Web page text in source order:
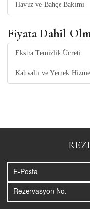
Havuz ve Bahçe Bakımı
Fiyata Dahil
Ekstra Temizlik Ücreti
Kahvaltı ve Yemek